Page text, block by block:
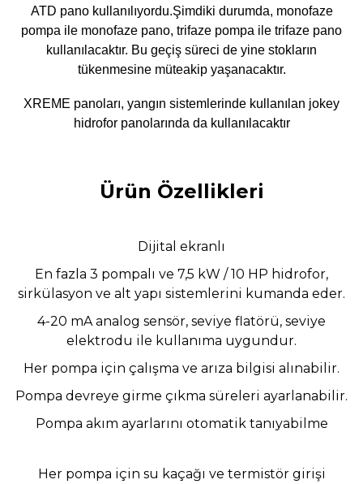
ATD pano kullanılıyordu.Şimdiki durumda, monofaze
pompa ile monofaze pano, trifaze pompa ile trifaze pano
kullanılacaktır. Bu geçiş süreci de yine stokların
tükenmesine müteakip yaşanacaktır.
XREME panoları, yangın sistemlerinde kullanılan jokey
hidrofor panolarında da kullanılacaktır
Ürün Özellikleri
Dijital ekranlı
En fazla 3 pompalı ve 7,5 kW / 10 HP hidrofor,
sirkülasyon ve alt yapı sistemlerini kumanda eder.
4-20 mA analog sensör, seviye flatörü, seviye
elektrodu ile kullanıma uygundur.
Her pompa için çalışma ve arıza bilgisi alınabilir.
Pompa devreye girme çıkma süreleri ayarlanabilir.
Pompa akım ayarlarını otomatik tanıyabilme
Her pompa için su kaçağı ve termistör girişi